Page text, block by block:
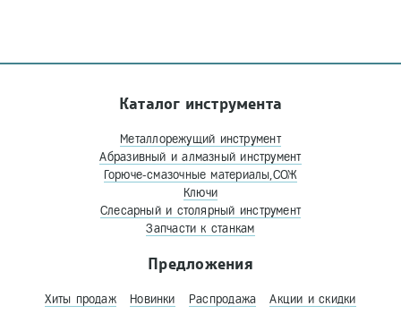
Каталог инструмента
Металлорежущий инструмент
Абразивный и алмазный инструмент
Горюче-смазочные материалы,СОЖ
Ключи
Слесарный и столярный инструмент
Запчасти к станкам
Предложения
Хиты продаж Новинки Распродажа Акции и скидки